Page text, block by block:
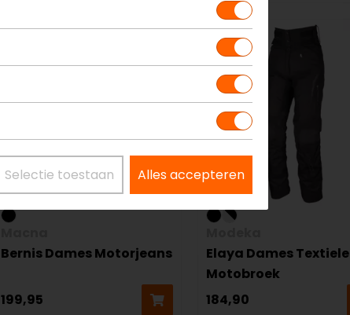
NIEUW
Bernis Dames Motorjeans
199,95
Elaya Dames Textiele
Motobroek
184,90
Selectie toestaan Alles accepteren